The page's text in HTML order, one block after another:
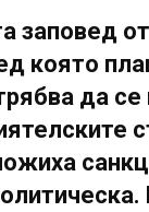
заповед
която
да